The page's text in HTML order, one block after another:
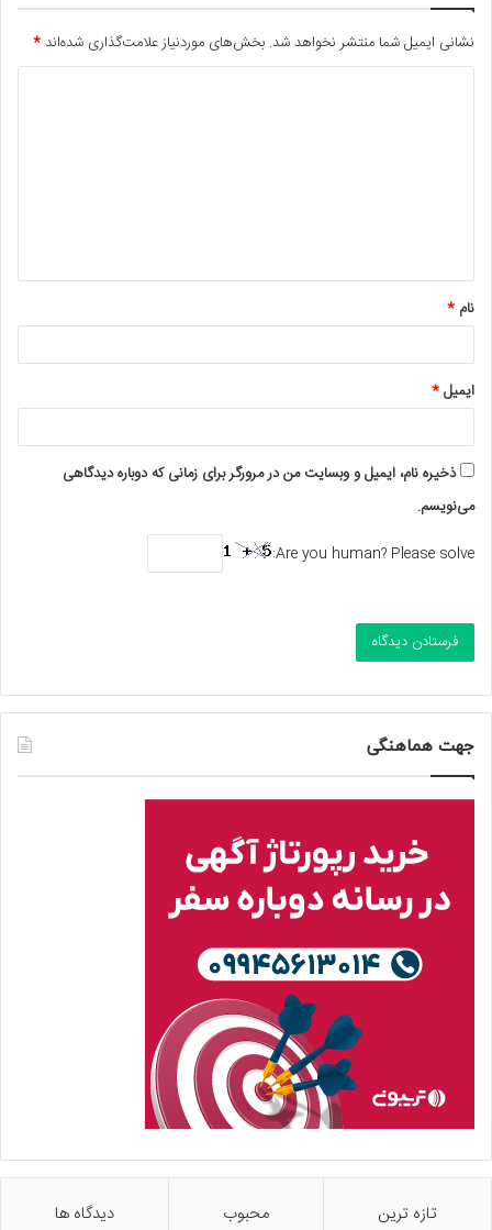
نشانی ایمیل شما منتشر نخواهد شد. بخش‌های موردنیاز علامت‌گذاری شده‌اند*
*
نام *
ایمیل*
ذخیره نام، ایمیل و وبسایت من در مرورگر برای زمانی که دوباره دیدگاهی
می‌نویسم.
Are you human? Please solve:
جهت هماهنگی
تازه ترین محبوب دیدگاه ها